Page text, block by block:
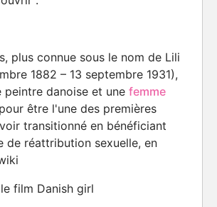
plus connue sous le nom de Lili
1882 – 13 septembre 1931),
danoise et une femme
être l'une des premières
transitionné en bénéficiant
de réattribution sexuelle, en
film Danish girl